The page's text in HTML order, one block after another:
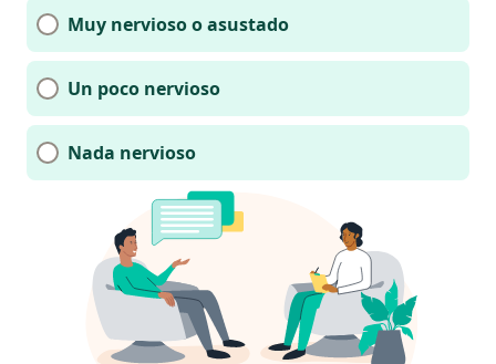
Muy nervioso o asustado
Un poco nervioso
Nada nervioso